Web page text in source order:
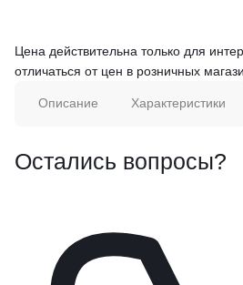
Цена действительна только для
отличаться от цен в розничных
Описание Характеристики
Остались вопросы?